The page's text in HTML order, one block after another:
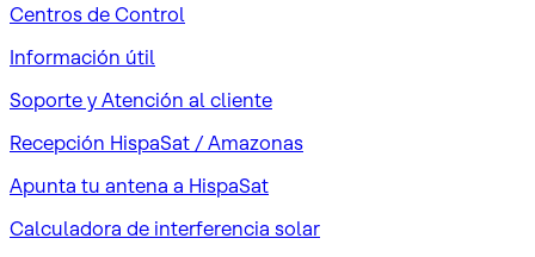
Centros de Control
Información útil
Soporte y Atención al cliente
Recepción HispaSat / Amazonas
Apunta tu antena a HispaSat
Calculadora de interferencia solar